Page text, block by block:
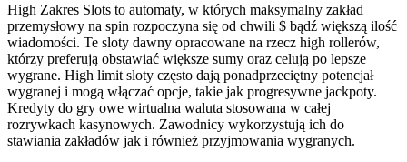
High Zakres Slots to automaty, w których maksymalny zakład
przemysłowy na spin rozpoczyna się od chwili $ bądź większą ilość
wiadomości. Te sloty dawny opracowane na rzecz high rollerów,
którzy preferują obstawiać większe sumy oraz celują po lepsze
wygrane. High limit sloty często dają ponadprzeciętny potencjał
wygranej i mogą włączać opcje, takie jak progresywne jackpoty.
Kredyty do gry owe wirtualna waluta stosowana w całej
rozrywkach kasynowych. Zawodnicy wykorzystują ich do
stawiania zakładów jak i również przyjmowania wygranych.